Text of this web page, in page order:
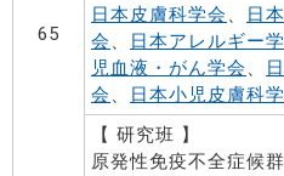
65
日本皮膚科学会 、
日
会 、 日本アレルギー
児血液・がん学会 、
会 、 日本小児皮膚科
【 研究班 】
原発性免疫不全症候